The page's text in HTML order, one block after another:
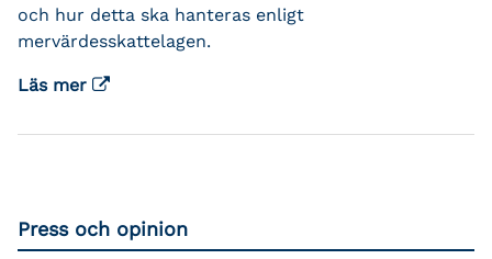
och hur detta ska hanteras enligt
mervärdesskattelagen.
Läs mer
Press och opinion